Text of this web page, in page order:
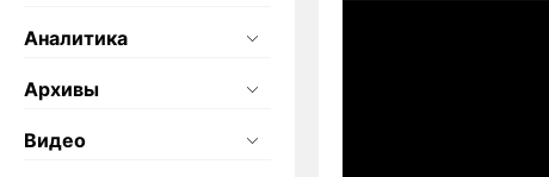
Аналитика
Архивы
Видео